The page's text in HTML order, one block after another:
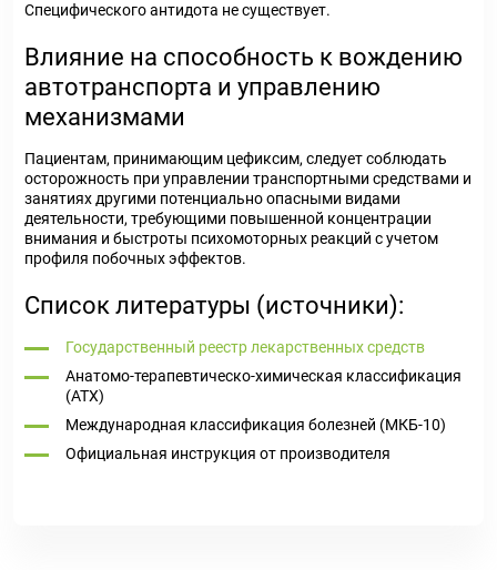
Специфического антидота не существует.
Влияние на способность к вождению
автотранспорта и управлению
механизмами
Пациентам, принимающим цефиксим, следует соблюдать
осторожность при управлении транспортными средствами и
занятиях другими потенциально опасными видами
деятельности, требующими повышенной концентрации
внимания и быстроты психомоторных реакций с учетом
профиля побочных эффектов.
Список литературы (источники):
Государственный реестр лекарственных средств
Анатомо-терапевтическо-химическая классификация
(ATX)
Международная классификация болезней (МКБ-10)
Официальная инструкция от производителя